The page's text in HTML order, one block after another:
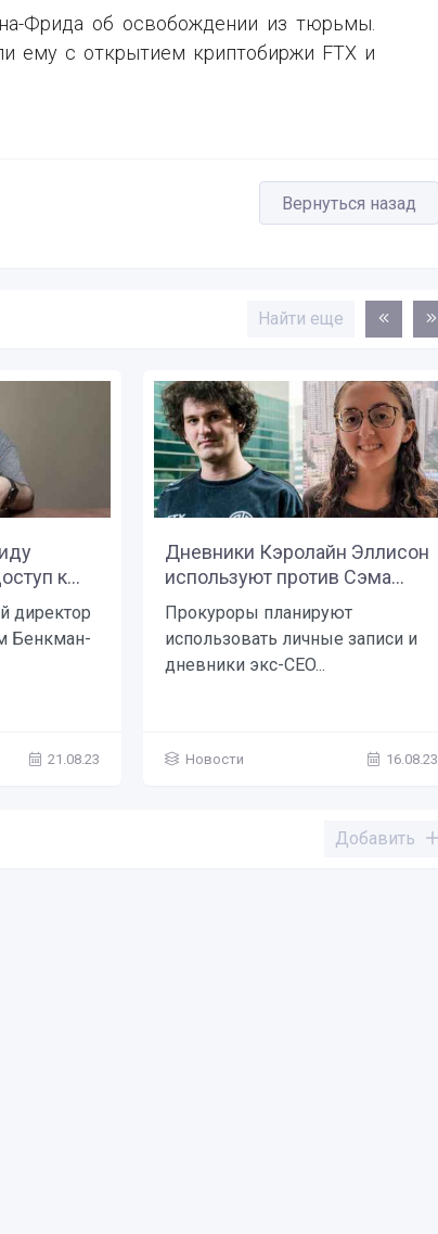
Фрида об освобождении из тюрьмы.
ему с открытием криптобиржи FTX и
Вернуться назад
Найти еще
к...
директор
Бенкман-
21.08.23
Дневники Кэролайн Эллисон
используют против Сэма...
Прокуроры планируют
использовать личные записи и
дневники экс-CEO...
Новости 16.08.23
Добавить